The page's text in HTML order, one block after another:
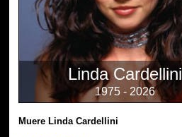
Linda Cardellini
1975 - 2026
Muere Linda Cardellini